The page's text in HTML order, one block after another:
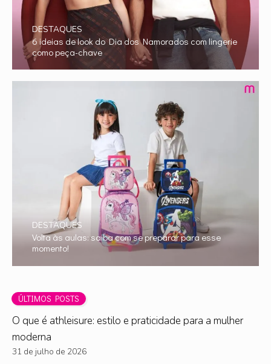
6 ideias de look do Dia dos Namorados com lingerie
como peça-chave
DESTAQUES
Volta às aulas: saiba com se preparar para esse
momento!
DESTAQUES
ÚLTIMOS POSTS
O que é athleisure: estilo e praticidade para a mulher
moderna
31 de julho de 2026